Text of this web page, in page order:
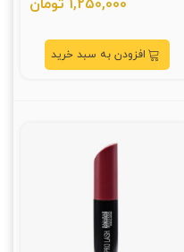
1,250,000 تومان
افزودن به سبد خرید